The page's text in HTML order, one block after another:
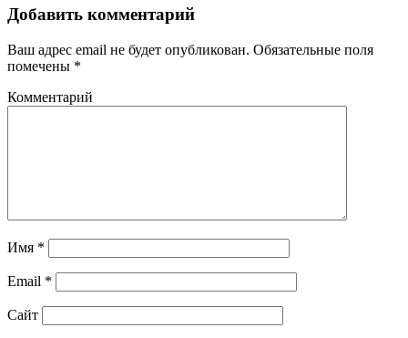
Добавить комментарий
Ваш адрес email не будет опубликован. Обязательные поля
помечены *
Комментарий
Имя *
Email *
Сайт